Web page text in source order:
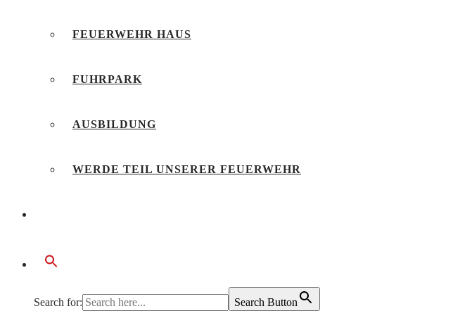
FEUERWEHR HAUS
FUHRPARK
AUSBILDUNG
WERDE TEIL UNSERER FEUERWEHR
Search for: Search Button